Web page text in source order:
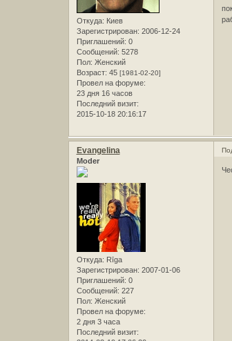
Откуда: Киев
Зарегистрирован: 2006-12-24
Приглашений: 0
Сообщений: 5278
Пол: Женский
Возраст: 45 [1981-02-20]
Провел на форуме:
23 дня 16 часов
Последний визит:
2015-10-18 20:16:17
Evangelina
Moder
Откуда: Rīga
Зарегистрирован: 2007-01-06
Приглашений: 0
Сообщений: 227
Пол: Женский
Провел на форуме:
2 дня 3 часа
Последний визит: